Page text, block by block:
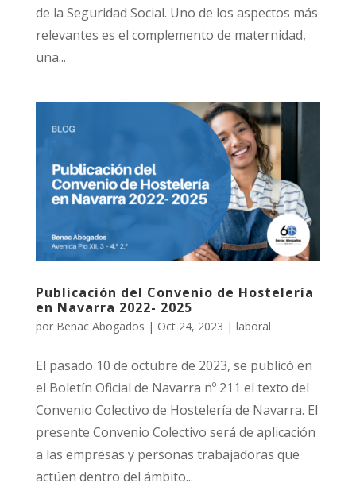
de la Seguridad Social. Uno de los aspectos más
relevantes es el complemento de maternidad,
una...
Publicación del Convenio de Hostelería
en Navarra 2022- 2025
por Benac Abogados | Oct 24, 2023 | laboral
El pasado 10 de octubre de 2023, se publicó en
el Boletín Oficial de Navarra nº 211 el texto del
Convenio Colectivo de Hostelería de Navarra. El
presente Convenio Colectivo será de aplicación
a las empresas y personas trabajadoras que
actúen dentro del ámbito...